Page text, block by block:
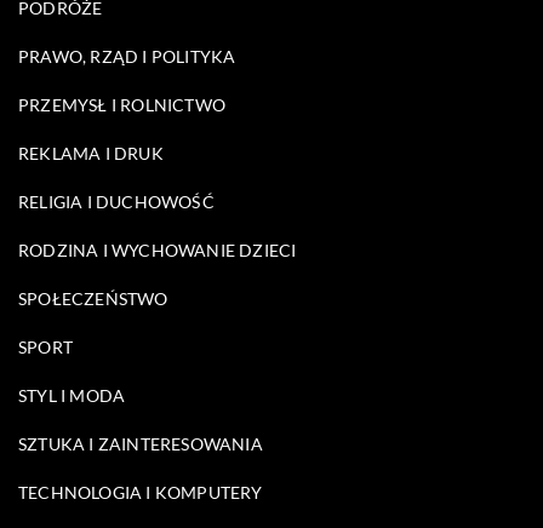
PODRÓŻE
PRAWO, RZĄD I POLITYKA
PRZEMYSŁ I ROLNICTWO
REKLAMA I DRUK
RELIGIA I DUCHOWOŚĆ
RODZINA I WYCHOWANIE DZIECI
SPOŁECZEŃSTWO
SPORT
STYL I MODA
SZTUKA I ZAINTERESOWANIA
TECHNOLOGIA I KOMPUTERY